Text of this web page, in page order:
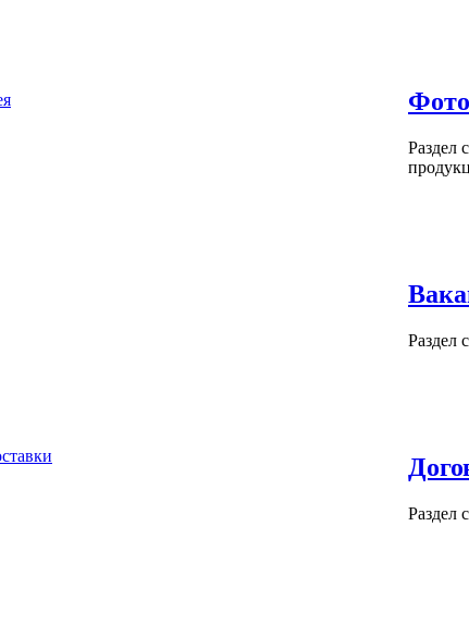
Раздел
Раздел
Раздел